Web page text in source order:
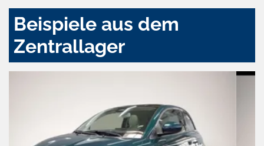
Beispiele aus dem
Zentrallager